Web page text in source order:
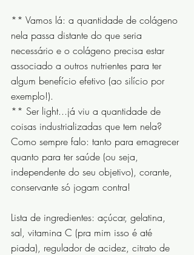
** Vamos lá: a quantidade de colágeno
nela passa distante do que seria
necessário e o colágeno precisa estar
associado a outros nutrientes para ter
algum benefício efetivo (ao silício por
exemplo!).
** Ser light...já viu a quantidade de
coisas industrializadas que tem nela?
Como sempre falo: tanto para emagrecer
quanto para ter saúde (ou seja,
independente do seu objetivo), corante,
conservante só jogam contra!
Lista de ingredientes: açúcar, gelatina,
sal, vitamina C (pra mim isso é até
piada), regulador de acidez, citrato de